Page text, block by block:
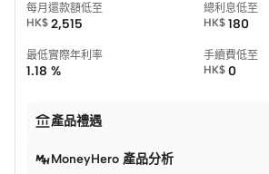
每月還款額低至
HK$ 2,515
總利息低至
HK$ 180
最低實際年利率
1.18 %
手續費低至
HK$ 0
產品禮遇
MoneyHero 產品分析